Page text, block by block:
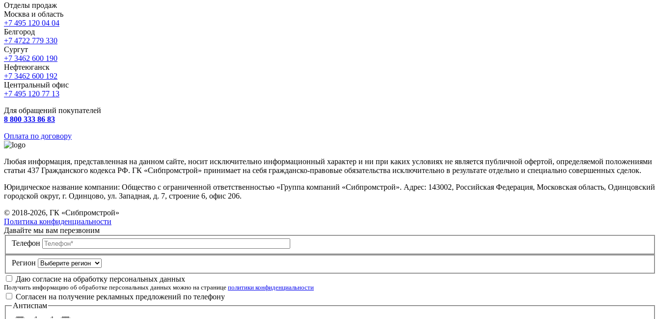
Отделы продаж
Москва и область
+7 495 120 04 04
Белгород
+7 4722 779 330
Сургут
+7 3462 600 190
Нефтеюганск
+7 3462 600 192
Центральный офис
+7 495 120 77 13
Для обращений покупателей
8 800 333 86 83
Оплата по договору
Любая информация, представленная на данном сайте, носит исключительно информационный характер и ни при каких условиях не является публичной офертой, определяемой положениями
статьи 437 Гражданского кодекса РФ. ГК «Сибпромстрой» принимает на себя гражданско-правовые обязательства исключительно в результате отдельно и специально совершенных сделок.
Юридическое название компании: Общество с ограниченной ответственностью «Группа компаний «Сибпромстрой». Адрес: 143002, Российская Федерация, Московская область, Одинцовский
городской округ, г. Одинцово, ул. Западная, д. 7, строение 6, офис 206.
© 2018-2026, ГК «Сибпромстрой»
Политика конфиденциальности
Давайте мы вам перезвоним
Телефон
Регион
Даю согласие на обработку персональных данных
Получить информацию об обработке персональных данных можно на странице политики конфиденциальности
Согласен на получение рекламных предложений по телефону
Антиспам
  .ooooo.      .o         .o     .ooooo.